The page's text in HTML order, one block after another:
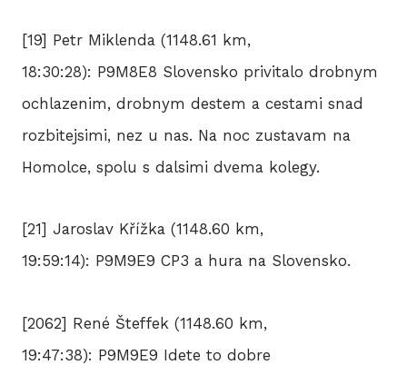
[19] Petr Miklenda (1148.61 km,
18:30:28): P9M8E8 Slovensko privitalo drobnym
ochlazenim, drobnym destem a cestami snad
rozbitejsimi, nez u nas. Na noc zustavam na
Homolce, spolu s dalsimi dvema kolegy.
[21] Jaroslav Křížka (1148.60 km,
19:59:14): P9M9E9 CP3 a hura na Slovensko.
[2062] René Šteffek (1148.60 km,
19:47:38): P9M9E9 Idete to dobre